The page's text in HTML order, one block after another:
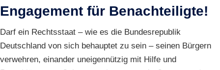
Engagement für Benachteiligte!
Darf ein Rechtsstaat – wie es die Bundesrepublik
Deutschland von sich behauptet zu sein – seinen Bürgern
verwehren, einander uneigennützig mit Hilfe und